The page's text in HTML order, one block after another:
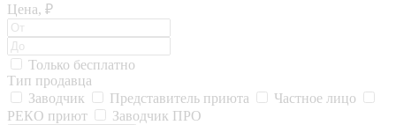
Цена, ₽
Только бесплатно
Тип продавца
Заводчик
Представитель приюта
Частное лицо
РЕКО приют
Заводчик ПРО